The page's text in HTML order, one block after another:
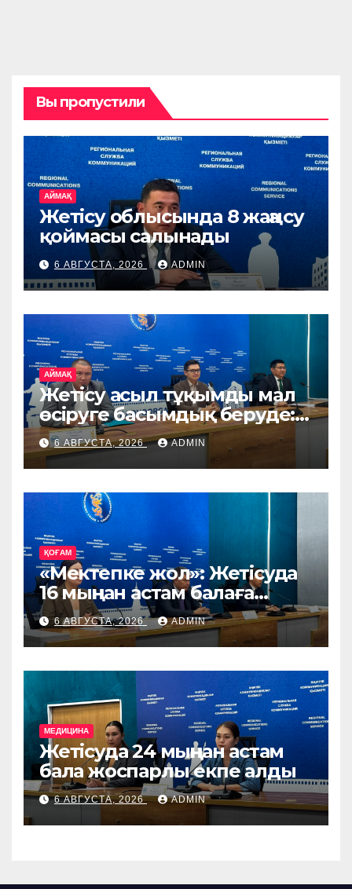
Вы пропустили
АЙМАҚ
Жетісу облысында 8 жаңа су
қоймасы салынады
6 АВГУСТА, 2026 ADMIN
АЙМАҚ
Жетісу асыл тұқымды мал
өсіруге басымдық беруде:
өңірге Ирландия, Дания
және Германиядан асыл
тұқымды жануарлар
жеткізіледі
6 АВГУСТА, 2026 ADMIN
ҚОҒАМ
«Мектепке жол»: Жетісуда
16 мыңнан астам балаға
көмек көрсетіледі
6 АВГУСТА, 2026 ADMIN
МЕДИЦИНА
Жетісуда 24 мыңнан астам
бала жоспарлы екпе алды
6 АВГУСТА, 2026 ADMIN